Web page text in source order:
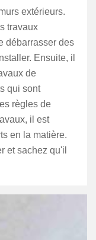
extérieurs.
travaux
débarrasser des
Ensuite, il
de
qui sont
règles de
il est
en la matière.
et sachez qu'il